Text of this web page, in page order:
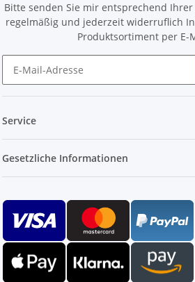
Bitte senden Sie mir entsprechend Ihrer
regelmäßig und jederzeit widerruflich
Produktsortiment per E-
Service
Gesetzliche Informationen